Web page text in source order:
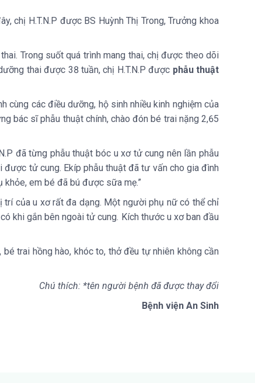
chị H.T.N.P được BS Huỳnh Thị Trong, Trưởng khoa
Trong suốt quá trình mang thai, chị được theo dõi
thai được 38 tuần, chị H.T.N.P được phẫu thuật
cùng các điều dưỡng, hộ sinh nhiều kinh nghiệm của
bác sĩ phẫu thuật chính, chào đón bé trai nặng 2,65
đã từng phẫu thuật bóc u xơ tử cung nên lần phẫu
tử cung. Ekíp phẫu thuật đã tư vấn cho gia đình
em bé đã bú được sữa mẹ.”
của u xơ rất đa dạng. Một người phụ nữ có thể chỉ
khi gắn bên ngoài tử cung. Kích thước u xơ ban đầu
trai hồng hào, khóc to, thở đều tự nhiên không cần
Chú thích: *tên người bệnh đã được thay đổi
Bệnh viện An Sinh